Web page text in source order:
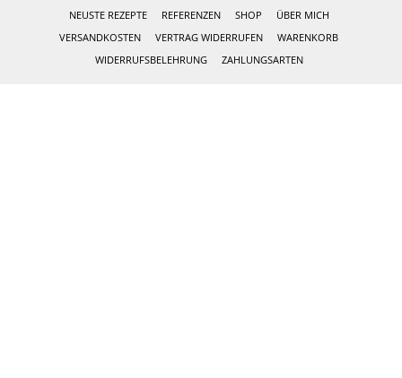
NEUSTE REZEPTE
REFERENZEN SHOP
ÜBER MICH
VERSANDKOSTEN
VERTRAG WIDERRUFEN
WARENKORB
WIDERRUFSBELEHRUNG
ZAHLUNGSARTEN